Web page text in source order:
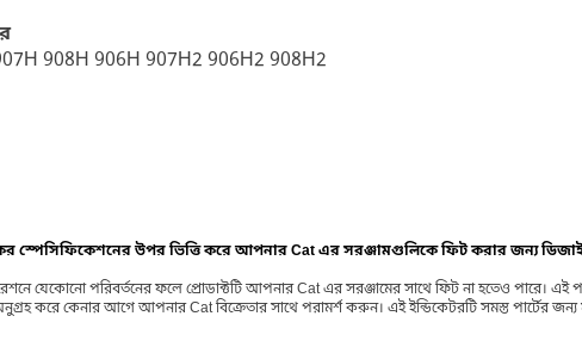
908H 906H 907H2 906H2 908H2
স্পেসিফিকেশনের উপর ভিত্তি করে আপনার Cat এর সরঞ্জামগুলিকে ফিট করার জন্য
যেকোনো পরিবর্তনের ফলে প্রোডাক্টটি আপনার Cat এর সরঞ্জামের সাথে ফিট না হতেও পারে।
করে কেনার আগে আপনার Cat বিক্রেতার সাথে পরামর্শ করুন। এই ইন্ডিকেটরটি সমস্ত পার্টের জন্য